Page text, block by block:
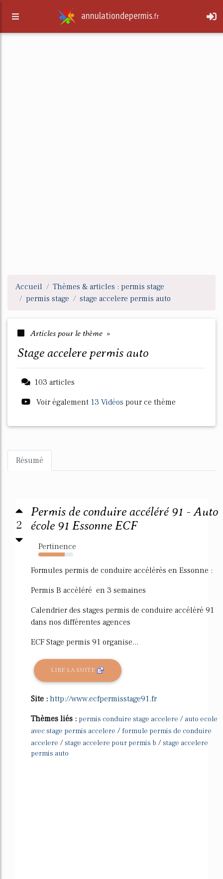
annulationdepermis.fr
Accueil
Thèmes & articles : permis stage
permis stage
stage accelere permis auto
Articles pour le thème »
stage accelere permis auto
103 articles
Voir également 13 Vidéos pour ce thème
Résumé
2
Permis de conduire accéléré 91 - Auto
école 91 Essonne ECF
Pertinence
76%
Formules permis de conduire accélérés en Essonne :
Permis B accéléré en 3 semaines
Calendrier des stages permis de conduire accéléré 91
dans nos différentes agences
ECF Stage permis 91 organise...
LIRE LA SUITE
Site : http://www.ecfpermisstage91.fr
Thèmes liés : permis conduire stage accelere / auto ecole
avec stage permis accelere / formule permis de conduire
accelere /stage accelere pour permis b /stage accelere
permis auto